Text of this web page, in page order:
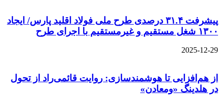
پیشرفت ۳۱.۴ درصدی طرح ملی فولاد اقلید پارس/ ایجاد
۱۳۰۰ شغل مستقیم و غیرمستقیم با اجرای طرح
2025-12-29
از هم‌افزایی تا هوشمندسازی: روایت قائمی‌راد از تحول
در هلدینگ «ومعادن»